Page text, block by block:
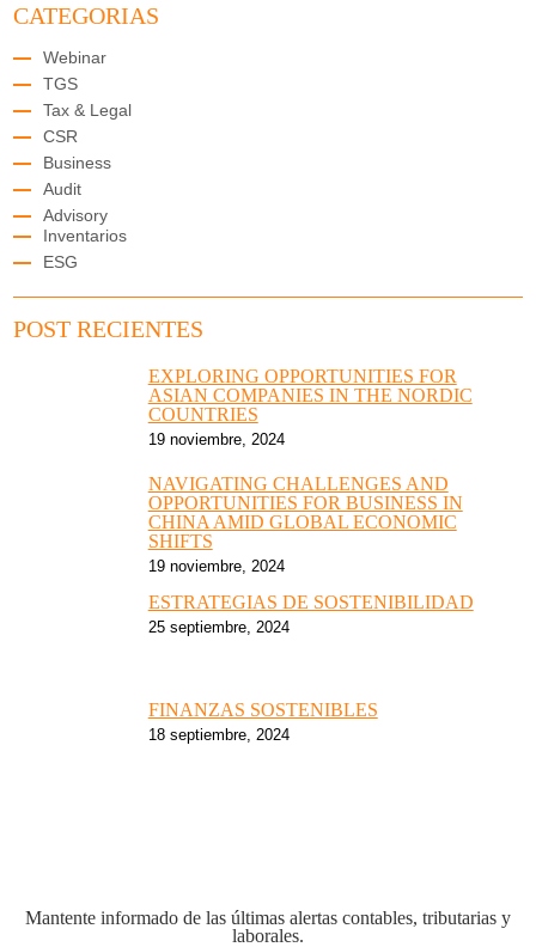
CATEGORIAS
Webinar
TGS
Tax & Legal
CSR
Business
Audit
Advisory
Inventarios
ESG
POST RECIENTES
EXPLORING OPPORTUNITIES FOR
ASIAN COMPANIES IN THE NORDIC
COUNTRIES
19 noviembre, 2024
NAVIGATING CHALLENGES AND
OPPORTUNITIES FOR BUSINESS IN
CHINA AMID GLOBAL ECONOMIC
SHIFTS
19 noviembre, 2024
ESTRATEGIAS DE SOSTENIBILIDAD
25 septiembre, 2024
FINANZAS SOSTENIBLES
18 septiembre, 2024
Mantente informado de las últimas alertas contables, tributarias y
laborales.